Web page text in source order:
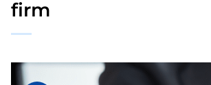
firm